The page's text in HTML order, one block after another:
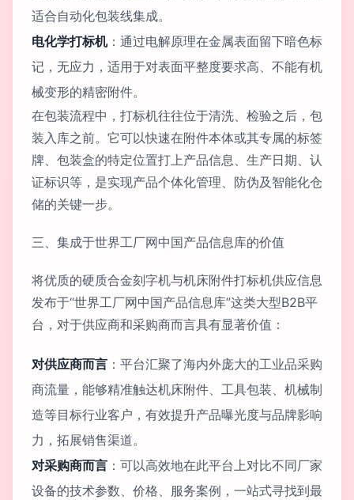
适合自动化包装线集成。
电化学打标机：通过电解原理在金属表面留下暗色标
记，无应力，适用于对表面平整度要求高、不能有机
械变形的精密附件。
在包装流程中，打标机往往位于清洗、检验之后，包
装入库之前。它可以快速在附件本体或其专属的标签
牌、包装盒的特定位置打上产品信息、生产日期、认
证标识等，是实现产品个体化管理、防伪及智能化仓
储的关键一步。
三、集成于世界工厂网中国产品信息库的价值
将优质的硬质合金刻字机与机床附件打标机供应信息
发布于“世界工厂网中国产品信息库”这类大型B2B平
台，对于供应商和采购商而言具有显著价值：
对供应商而言 ：平台汇聚了海内外庞大的工业品采购
商流量，能够精准触达机床附件、工具包装、机械制
造等目标行业客户，有效提升产品曝光度与品牌影响
力，拓展销售渠道。
对采购商而言 ：可以高效地在此平台上对比不同厂家
设备的技术参数、价格、服务案例，一站式寻找到最